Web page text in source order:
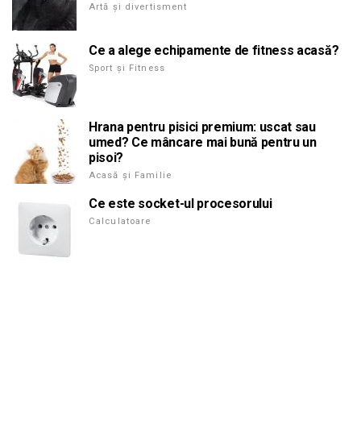
Artă și divertisment
Ce a alege echipamente de fitness acasă?
Sport și Fitness
Hrana pentru pisici premium: uscat sau
umed? Ce mâncare mai bună pentru un
pisoi?
Acasă și Familie
Ce este socket-ul procesorului
Calculatoare